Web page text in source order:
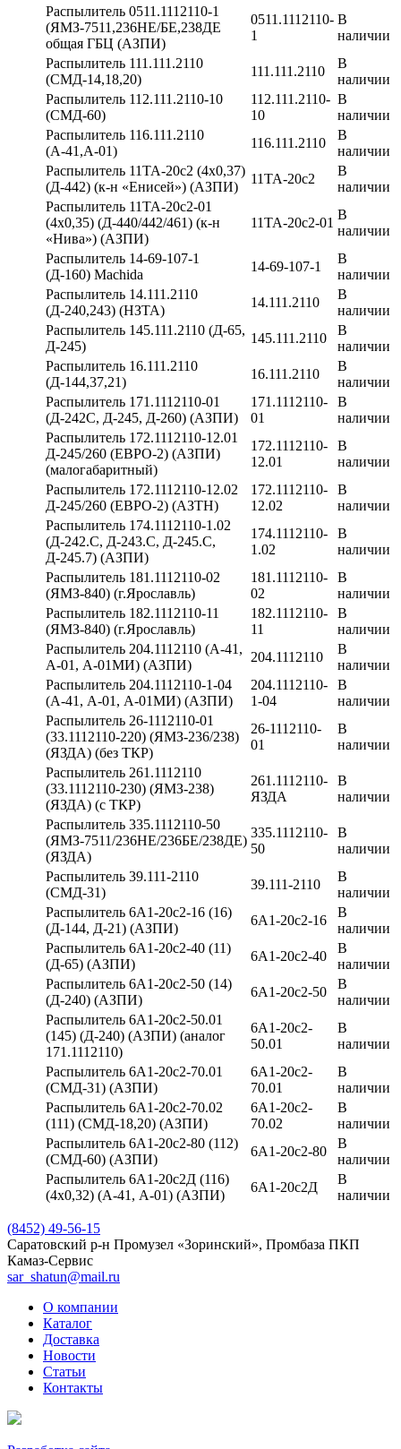
Распылитель 0511.1112110-1
(ЯМЗ-7511,236НЕ/БЕ,238ДЕ
общая ГБЦ (АЗПИ)
0511.1112110-
1
В
наличии
Распылитель 111.111.2110
(СМД-14,18,20)
111.111.2110
В
наличии
Распылитель 112.111.2110-10
(СМД-60)
112.111.2110-
10
В
наличии
Распылитель 116.111.2110
(А-41,А-01)
116.111.2110
В
наличии
Распылитель 11ТА-20с2 (4х0,37)
(Д-442) (к-н «Енисей») (АЗПИ)
11ТА-20с2
В
наличии
Распылитель 11ТА-20с2-01
(4х0,35) (Д-440/442/461) (к-н
«Нива») (АЗПИ)
11ТА-20с2-01
В
наличии
Распылитель 14-69-107-1
(Д-160) Machida
14-69-107-1
В
наличии
Распылитель 14.111.2110
(Д-240,243) (НЗТА)
14.111.2110
В
наличии
Распылитель 145.111.2110 (Д-65,
Д-245)
145.111.2110
В
наличии
Распылитель 16.111.2110
(Д-144,37,21)
16.111.2110
В
наличии
Распылитель 171.1112110-01
(Д-242С, Д-245, Д-260) (АЗПИ)
171.1112110-
01
В
наличии
Распылитель 172.1112110-12.01
Д-245/260 (ЕВРО-2) (АЗПИ)
(малогабаритный)
172.1112110-
12.01
В
наличии
Распылитель 172.1112110-12.02
Д-245/260 (ЕВРО-2) (АЗТН)
172.1112110-
12.02
В
наличии
Распылитель 174.1112110-1.02
(Д-242.С, Д-243.С, Д-245.С,
Д-245.7) (АЗПИ)
174.1112110-
1.02
В
наличии
Распылитель 181.1112110-02
(ЯМЗ-840) (г.Ярославль)
181.1112110-
02
В
наличии
Распылитель 182.1112110-11
(ЯМЗ-840) (г.Ярославль)
182.1112110-
11
В
наличии
Распылитель 204.1112110 (А-41,
А-01, А-01МИ) (АЗПИ)
204.1112110
В
наличии
Распылитель 204.1112110-1-04
(А-41, А-01, А-01МИ) (АЗПИ)
204.1112110-
1-04
В
наличии
Распылитель 26-1112110-01
(33.1112110-220) (ЯМЗ-236/238)
(ЯЗДА) (без ТКР)
26-1112110-
01
В
наличии
Распылитель 261.1112110
(33.1112110-230) (ЯМЗ-238)
(ЯЗДА) (с ТКР)
261.1112110-
ЯЗДА
В
наличии
Распылитель 335.1112110-50
(ЯМЗ-7511/236НЕ/236БЕ/238ДЕ)
(ЯЗДА)
335.1112110-
50
В
наличии
Распылитель 39.111-2110
(СМД-31)
39.111-2110
В
наличии
Распылитель 6А1-20с2-16 (16)
(Д-144, Д-21) (АЗПИ)
6А1-20с2-16
В
наличии
Распылитель 6А1-20с2-40 (11)
(Д-65) (АЗПИ)
6А1-20с2-40
В
наличии
Распылитель 6А1-20с2-50 (14)
(Д-240) (АЗПИ)
6А1-20с2-50
В
наличии
Распылитель 6А1-20с2-50.01
(145) (Д-240) (АЗПИ) (аналог
171.1112110)
6А1-20с2-
50.01
В
наличии
Распылитель 6А1-20с2-70.01
(СМД-31) (АЗПИ)
6А1-20с2-
70.01
В
наличии
Распылитель 6А1-20с2-70.02
(111) (СМД-18,20) (АЗПИ)
6А1-20с2-
70.02
В
наличии
Распылитель 6А1-20с2-80 (112)
(СМД-60) (АЗПИ)
6А1-20с2-80
В
наличии
Распылитель 6А1-20с2Д (116)
(4х0,32) (А-41, А-01) (АЗПИ)
6А1-20с2Д
В
наличии
(8452) 49-56-15
Саратовский р-н Промузел «Зоринский», Промбаза ПКП
Камаз-Сервис
sar_shatun@mail.ru
О компании
Каталог
Доставка
Новости
Статьи
Контакты